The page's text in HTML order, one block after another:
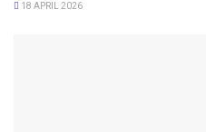
18 APRIL 2026